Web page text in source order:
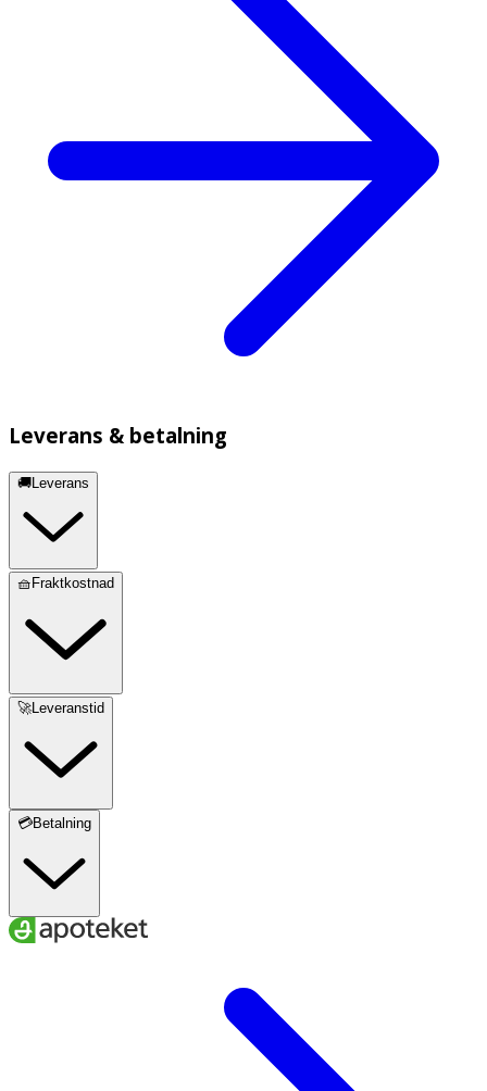
Leverans & betalning
🚚Leverans
🧺Fraktkostnad
🚀Leveranstid
💳Betalning